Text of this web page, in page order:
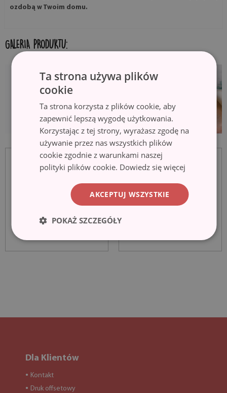
ozdobą w Twoim domu.
GALERIA PRODUKTU:
Dla Klientów
● Kontakt
● Druk offsetowy
Ta strona używa plików
cookie
Ta strona korzysta z plików cookie, aby
zapewnić lepszą wygodę użytkowania.
Korzystając z tej strony, wyrażasz zgodę na
używanie przez nas wszystkich plików
cookie zgodnie z warunkami naszej
polityki plików cookie. Dowiedz się więcej
AKCEPTUJ WSZYSTKIE
POKAŻ SZCZEGÓŁY